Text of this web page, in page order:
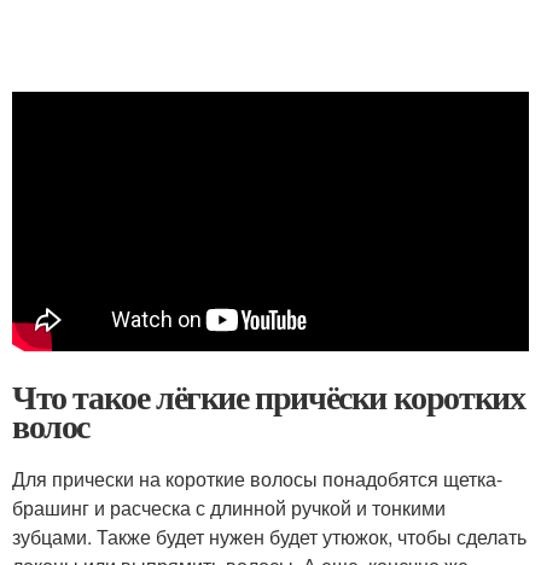
Что такое лёгкие причёски коротких
волос
Для прически на короткие волосы понадобятся щетка-
брашинг и расческа с длинной ручкой и тонкими
зубцами. Также будет нужен будет утюжок, чтобы сделать